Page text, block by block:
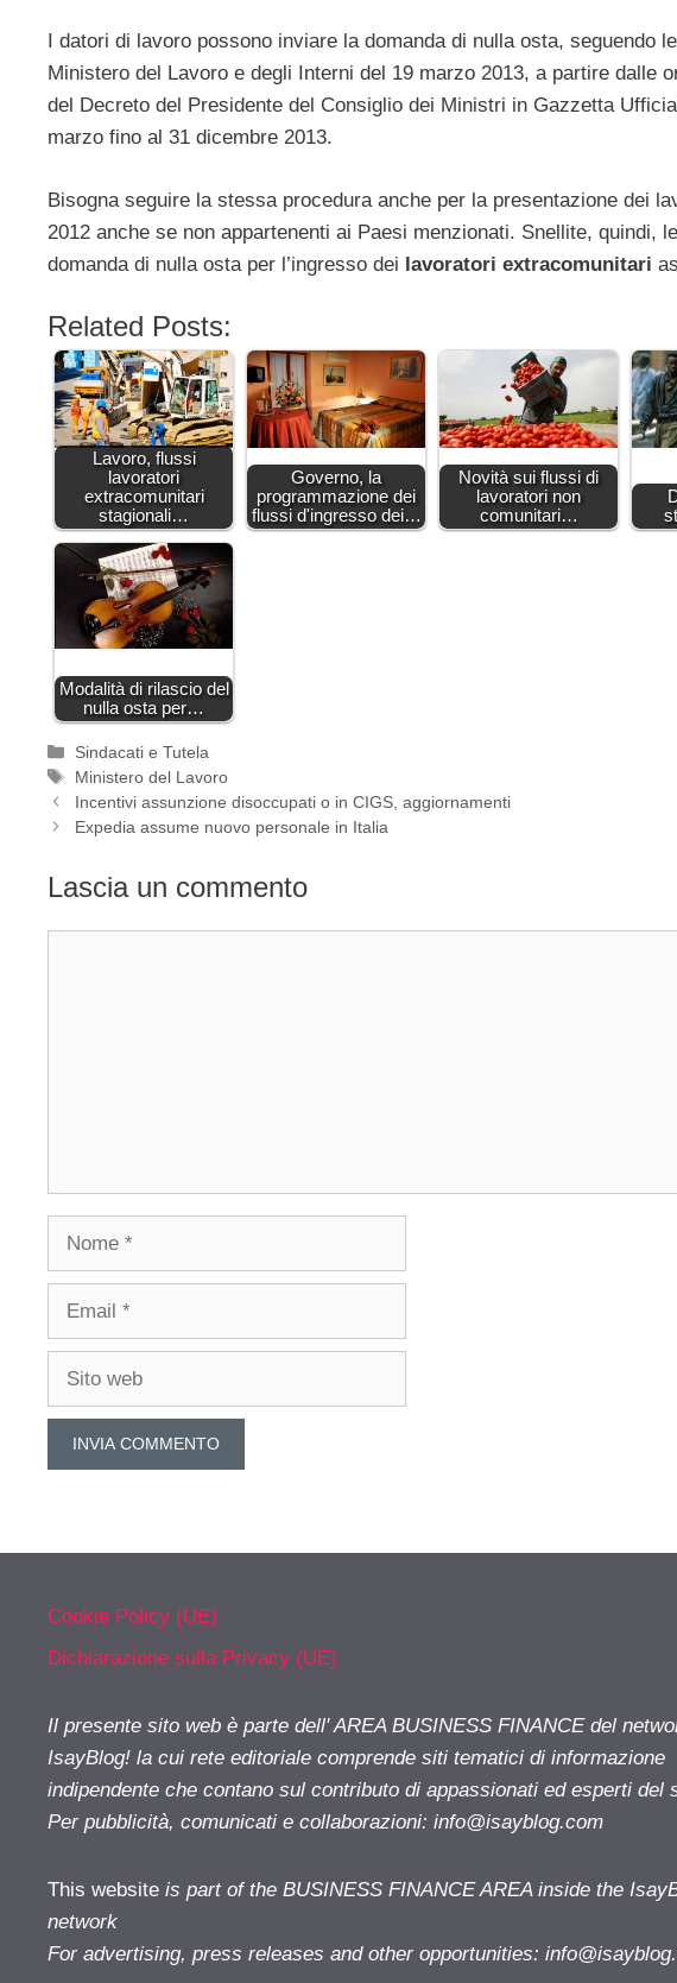
I datori di lavoro possono inviare la domanda di nulla osta, seguendo
Ministero del Lavoro e degli Interni del 19 marzo 2013, a partire dalle
del Decreto del Presidente del Consiglio dei Ministri in Gazzetta
marzo fino al 31 dicembre 2013.
Bisogna seguire la stessa procedura anche per la presentazione dei
2012 anche se non appartenenti ai Paesi menzionati. Snellite, quindi,
domanda di nulla osta per l’ingresso dei lavoratori extracomunitari
Related Posts:
Lavoro, flussi
lavoratori
extracomunitari
stagionali…
Governo, la
programmazione dei
flussi d'ingresso dei…
Novità sui flussi di
lavoratori non
comunitari…
Modalità di rilascio del
nulla osta per…
Categorie
Sindacati e Tutela
Tag
Ministero del Lavoro
Incentivi assunzione disoccupati o in CIGS, aggiornamenti
Expedia assume nuovo personale in Italia
Lascia un commento
Cookie Policy (UE)
Dichiarazione sulla Privacy (UE)
Il presente sito web è parte dell' AREA BUSINESS FINANCE del
IsayBlog! la cui rete editoriale comprende siti tematici di informazione
indipendente che contano sul contributo di appassionati ed esperti del
Per pubblicità, comunicati e collaborazioni: info@isayblog.com
This website is part of the BUSINESS FINANCE AREA inside the
network
For advertising, press releases and other opportunities: